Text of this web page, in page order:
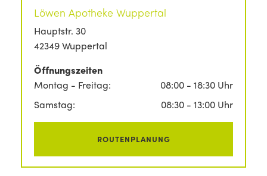
Löwen Apotheke Wuppertal
Hauptstr. 30
42349 Wuppertal
Öffnungszeiten
Montag - Freitag:
08:00 - 18:30 Uhr
Samstag:
08:30 - 13:00 Uhr
ROUTENPLANUNG